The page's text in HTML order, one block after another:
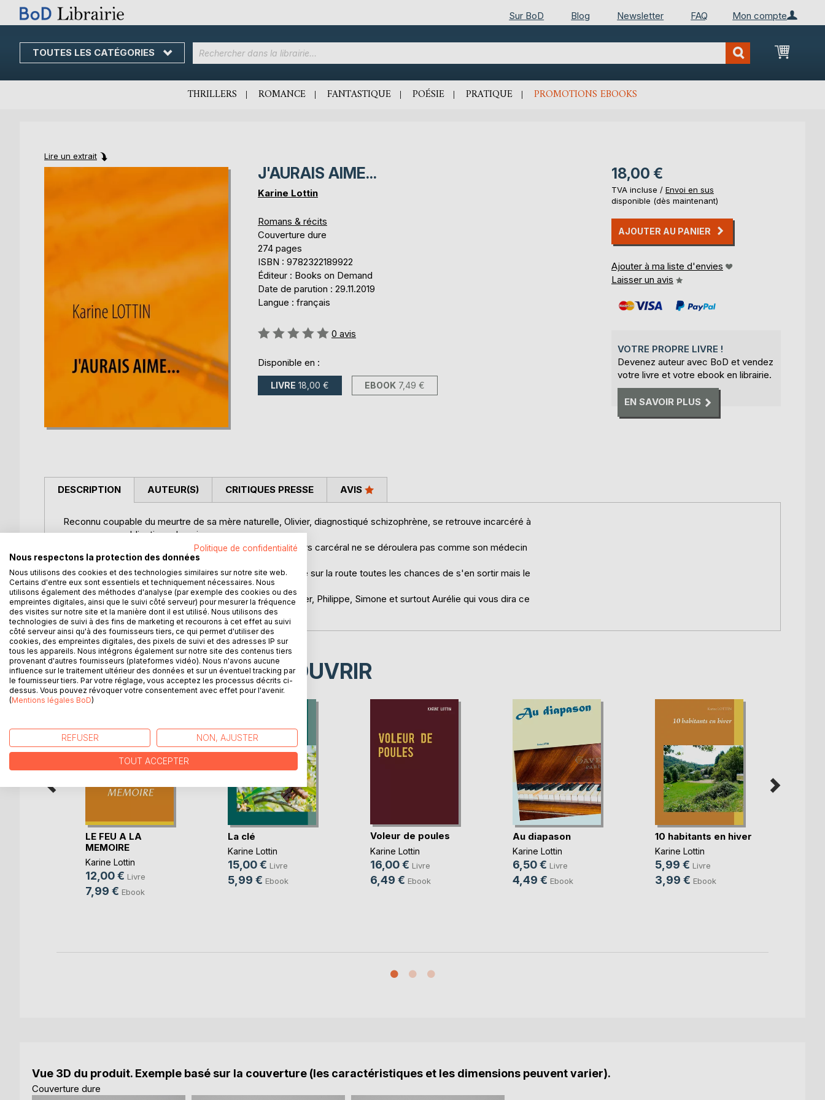
Mon compte
Sur BoD Blog Newsletter FAQ
TOUTES LES CATÉGORIES
Skip
Content
Mon
THRILLERS ROMANCE FANTASTIQUE POÉSIE PRATIQUE PROMOTIONS EBOOKS
Lire un extrait
J'AURAIS AIME...
Karine Lottin
Romans & récits
Couverture dure
274 pages
ISBN : 9782322189922
Éditeur : Books on Demand
Date de parution : 29.11.2019
Langue : français
Évaluation:
0 avis
Disponible en :
LIVRE 18,00 € EBOOK 7,49 €
18,00 €
TVA incluse / Envoi en sus
disponible (dès maintenant)
AJOUTER AU PANIER
Ajouter à ma liste d'envies
Laisser un avis
VOTRE PROPRE LIVRE !
Devenez auteur avec BoD et vendez
votre livre et votre ebook en librairie.
EN SAVOIR PLUS
DESCRIPTION
Reconnu coupable du meurtre de sa mère naturelle, Olivier, diagnostiqué schizophrène, se retrouve incarcéré à
nouveau avec obligations de soins.
Malgré la vigilance du personnel pénitentiaire, son parcours carcéral ne se déroulera pas comme son médecin
psychiatre l'avait préconisé.
Sa maladie va le rattraper ainsi que son passé et lui mettre sur la route toutes les chances de s'en sortir mais le
voudra-t il?
Dans cette suite de VOLEUR DE POULES, retrouvez Olivier, Philippe, Simone et surtout Aurélie qui vous dira ce
qu'elle aurait aimé...
AUTEUR(S) CRITIQUES PRESSE AVIS
D’AUTRES TITRES À DÉCOUVRIR
LE FEU A LA
MEMOIRE
Karine Lottin
12,00 € Livre
7,99 € Ebook
La clé
Karine Lottin
15,00 € Livre
5,99 € Ebook
Voleur de poules
Karine Lottin
16,00 € Livre
6,49 € Ebook
Au diapason
Karine Lottin
6,50 € Livre
4,49 € Ebook
10 habitants en hiver
Karine Lottin
5,99 € Livre
3,99 € Ebook
Vue 3D du produit. Exemple basé sur la couverture (les caractéristiques et les dimensions peuvent varier).
Couverture dure
Politique de confidentialité
Nous respectons la protection des données
Nous utilisons des cookies et des technologies similaires sur notre site web.
Certains d'entre eux sont essentiels et techniquement nécessaires. Nous
utilisons également des méthodes d'analyse (par exemple des cookies ou des
empreintes digitales, ainsi que le suivi côté serveur) pour mesurer la fréquence
des visites sur notre site et la manière dont il est utilisé. Nous utilisons des
technologies de suivi à des fins de marketing et recourons à cet effet au suivi
côté serveur ainsi qu'à des fournisseurs tiers, ce qui permet d'utiliser des
cookies, des empreintes digitales, des pixels de suivi et des adresses IP sur
tous les appareils. Nous intégrons également sur notre site des contenus tiers
provenant d'autres fournisseurs (plateformes vidéo). Nous n'avons aucune
influence sur le traitement ultérieur des données et sur un éventuel tracking par
le fournisseur tiers. Par votre réglage, vous acceptez les processus décrits ci-
dessus. Vous pouvez révoquer votre consentement avec effet pour l'avenir.
(Mentions légales BoD)
REFUSER NON, AJUSTER
TOUT ACCEPTER